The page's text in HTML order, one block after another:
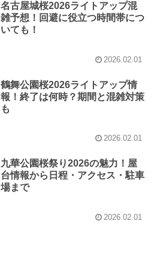
名古屋城桜2026ライトアップ混
雑予想！回避に役立つ時間帯につ
いても！
2026.02.01
鶴舞公園桜2026ライトアップ情
報！終了は何時？期間と混雑対策
も
2026.02.01
九華公園桜祭り2026の魅力！屋
台情報から日程・アクセス・駐車
場まで
2026.02.01